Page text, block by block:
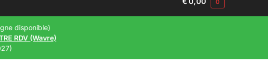
0
disponible)
RDV (Wavre)